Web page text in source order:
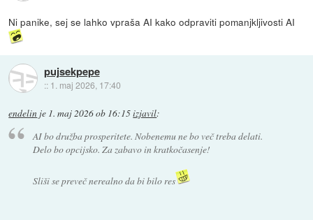
Ni panike, sej se lahko vpraša AI kako odpraviti pomanjkljivosti AI
pujsekpepe
:: 1. maj 2026, 17:40
endelin je 1. maj 2026 ob 16:15izjavil:
AI bo družba prosperitete. Nobenemu ne bo več treba delati.
Delo bo opcijsko. Za zabavo in kratkočasenje!
Sliši se preveč nerealno da bi bilo res